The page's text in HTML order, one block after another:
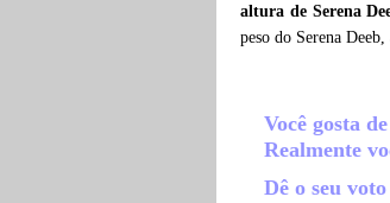
altura de Serena
peso do Serena
Você gosta
Realmente
Dê o seu